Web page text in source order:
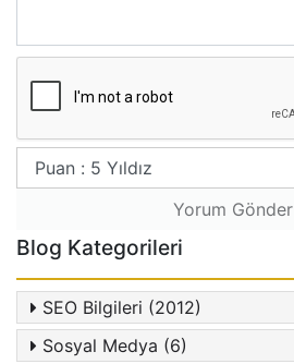
Yorum Gönder
Blog Kategorileri
SEO Bilgileri (2012)
Sosyal Medya (6)